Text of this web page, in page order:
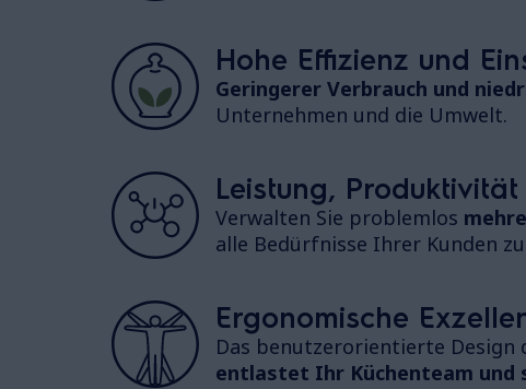
Hohe Effizienz und
Geringerer Verbrauch und
Unternehmen und die Umwelt.
Leistung,
Verwalten Sie problemlos
alle Bedürfnisse Ihrer Kunden
Ergonomische
Das benutzerorientierte Design
entlastet Ihr Küchenteam